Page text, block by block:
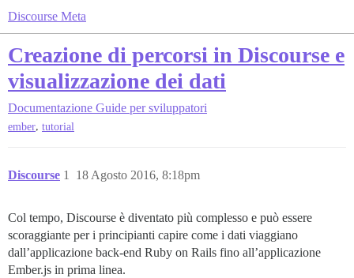
Discourse Meta
Creazione di percorsi in Discourse e
visualizzazione dei dati
Documentazione Guide per sviluppatori
ember, tutorial
Discourse 18 Agosto 2016, 8:18pm
1
Col tempo, Discourse è diventato più complesso e può essere
scoraggiante per i principianti capire come i dati viaggiano
dall’applicazione back-end Ruby on Rails fino all’applicazione
Ember.js in prima linea.